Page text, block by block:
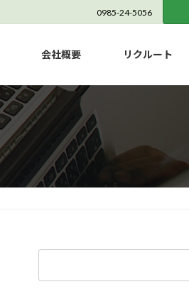
0985-24-5056
会社概要 リクルート